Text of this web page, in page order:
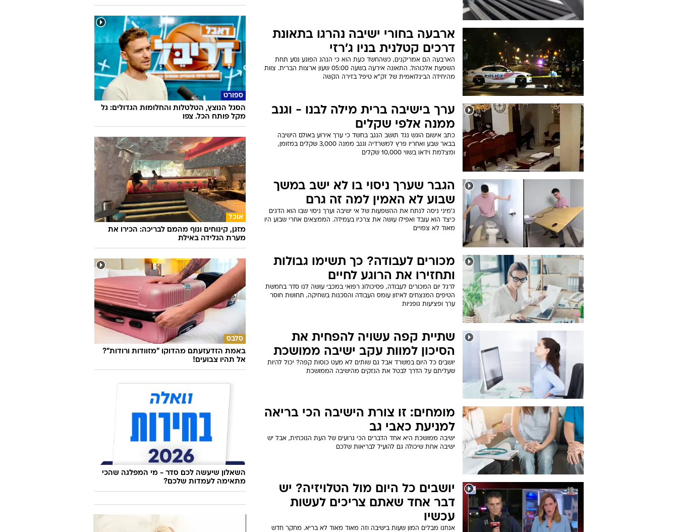
ארבעה בחורי ישיבה נהרגו בתאונת
דרכים קטלנית בניו ג'רזי
הארבעה הם אמריקנים, כשהחשד כעת הוא כי הנהג הפוגע נסע תחת
השפעת אלכוהול. התאונה אירעה בשעה 05:00 שעון ארצות הברית. צוות
מהיחידה הבינלואמית של זק"א טיפל בזירה הקשה
ערך בישיבה ברית מילה לבנו - וגנב
ממנה אלפי שקלים
כתב אישום הוגש נגד תושב הנגב בחשד כי ערך אירוע באולם הישיבה
בבאר שבע ואחריו פרץ למשרדיה וגנב ממנה 3,000 שקלים במזומן,
ומצלמת וידאו בשווי 10,000 שקלים
הגבר שערך ניסוי בו לא ישב במשך
שבוע לא האמין למה זה גרם
ג'מיני ניסה לנתח את ההשפעות של אי ישיבה וערך ניסוי שבו הוא הדגים
כיצד הוא עובד ואפילו עושה את צרכיו בעמידה. הממצאים אחרי שבוע היו
מאוד לא צפויים
מכורים לעבודה? כך תשימו גבולות
ותחזירו את הרוגע לחיים
לרגל יום המכורים לעבודה, פסיכולוג רפואי במכבי עושה לנו סדר בחמשת
הטיפים המנצחים לאיזון עומס העבודה והסכנות בשחיקה, תחושת חוסר
ערך ופציעות גופניות
שתיית קפה עשויה להפחית את
הסיכון למוות עקב ישיבה ממושכת
יושבים כל היום במשרד אבל גם שותים לא מעט כוסות קפה? יכול להיות
שעליתם על הדרך לבטל את הנזקים מהישיבה הממושכת
מומחים: זו צורת הישיבה הכי בריאה
למניעת כאבי גב
ישיבה ממושכת היא אחד הדברים הכי גרועים של העת הנוכחית, אבל יש
ישיבה אחת שיכולה גם להועיל לבריאות שלכם
יושבים כל היום מול הטלויזיה? יש
דבר אחד שאתם צריכים לעשות
עכשיו
אנחנו מבלים המון שעות בישיבה וזה מאוד מאוד לא בריא. מחקר חדש
ספורט
הסגל הנוצץ, הטלטלות והחלומות הגדולים: גל
מקל פותח הכל. צפו
אוכל
מזגן, קינוחים ונוף מהמם לבריכה: הכירו את
מערת הגלידה באילת
סלבס
באמת הזדעזעתם מהדוקו "מזוודות ורודות"?
אל תהיו צבועים!
השאלון שיעשה לכם סדר - מי המפלגה שהכי
מתאימה לעמדות שלכם?